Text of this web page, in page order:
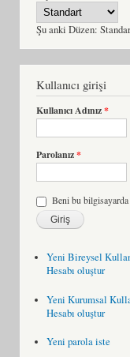
Şu anki Düzen:
Kullanıcı girişi
Kullanıcı Adınız*
Parolanız*
Beni bu bilgisayarda
Yeni Bireysel
Hesabı oluştur
Yeni Kurumsal
Hesabı oluştur
Yeni parola iste